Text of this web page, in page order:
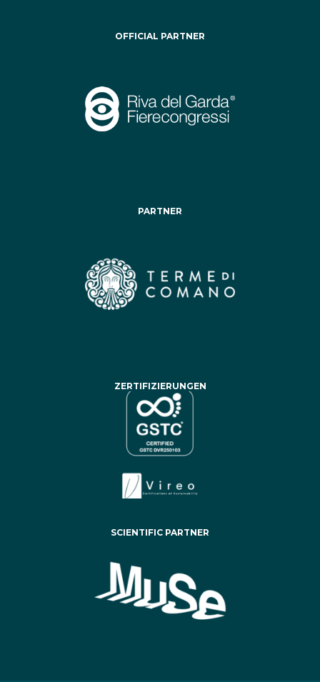
OFFICIAL PARTNER
PARTNER
ZERTIFIZIERUNGEN
SCIENTIFIC PARTNER